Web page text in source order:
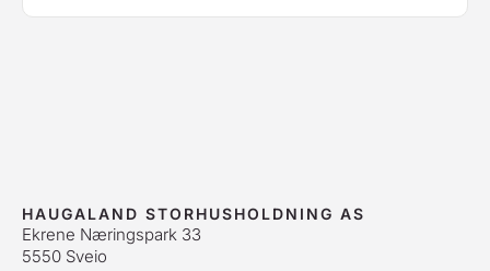
HAUGALAND STORHUSHOLDNING AS
Ekrene Næringspark 33
5550 Sveio